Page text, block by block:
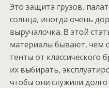
Это защита грузов,
солнца, иногда очень
выручалочка. В этой
материалы бывают, чем
тенты от классического
их выбирать,
чтобы они служили